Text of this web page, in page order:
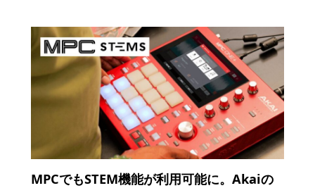
MPCでもSTEM機能が利用可能に。Akaiの